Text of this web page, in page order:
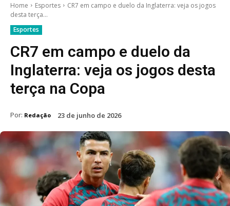
Home Esportes
CR7 em campo e duelo da Inglaterra: veja os jogos
desta terça...
Esportes
CR7 em campo e duelo da
Inglaterra: veja os jogos desta
terça na Copa
Por: Redação 23 de junho de 2026